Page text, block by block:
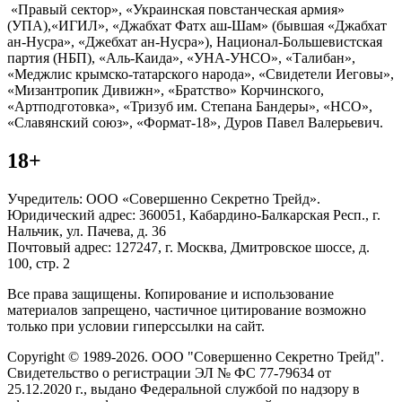
«Правый сектор», «Украинская повстанческая армия»
(УПА),«ИГИЛ», «Джабхат Фатх аш-Шам» (бывшая «Джабхат
ан-Нусра», «Джебхат ан-Нусра»), Национал-Большевистская
партия (НБП), «Аль-Каида», «УНА-УНСО», «Талибан»,
«Меджлис крымско-татарского народа», «Свидетели Иеговы»,
«Мизантропик Дивижн», «Братство» Корчинского,
«Артподготовка», «Тризуб им. Степана Бандеры», «НСО»,
«Славянский союз», «Формат-18», Дуров Павел Валерьевич.
18+
Учредитель: ООО «Совершенно Секретно Трейд».
Юридический адрес: 360051, Кабардино-Балкарская Респ., г.
Нальчик, ул. Пачева, д. 36
Почтовый адрес: 127247, г. Москва, Дмитровское шоссе, д.
100, стр. 2
Все права защищены. Копирование и использование
материалов запрещено, частичное цитирование возможно
только при условии гиперссылки на сайт.
Copyright © 1989-2026. ООО "Совершенно Секретно Трейд".
Свидетельство о регистрации ЭЛ № ФС 77-79634 от
25.12.2020 г., выдано Федеральной службой по надзору в